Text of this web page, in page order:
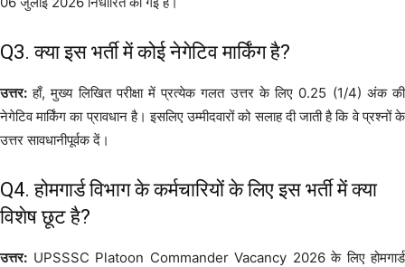
Q3. क्या इस भर्ती में कोई नेगेटिव मार्किंग है?
उत्तर: हाँ, मुख्य लिखित परीक्षा में प्रत्येक गलत उत्तर के लिए 0.25 (1/4) अंक की
नेगेटिव मार्किंग का प्रावधान है। इसलिए उम्मीदवारों को सलाह दी जाती है कि वे प्रश्नों के
उत्तर सावधानीपूर्वक दें।
Q4. होमगार्ड विभाग के कर्मचारियों के लिए इस भर्ती में क्या
विशेष छूट है?
उत्तर: UPSSSC Platoon Commander Vacancy 2026 के लिए होमगार्ड